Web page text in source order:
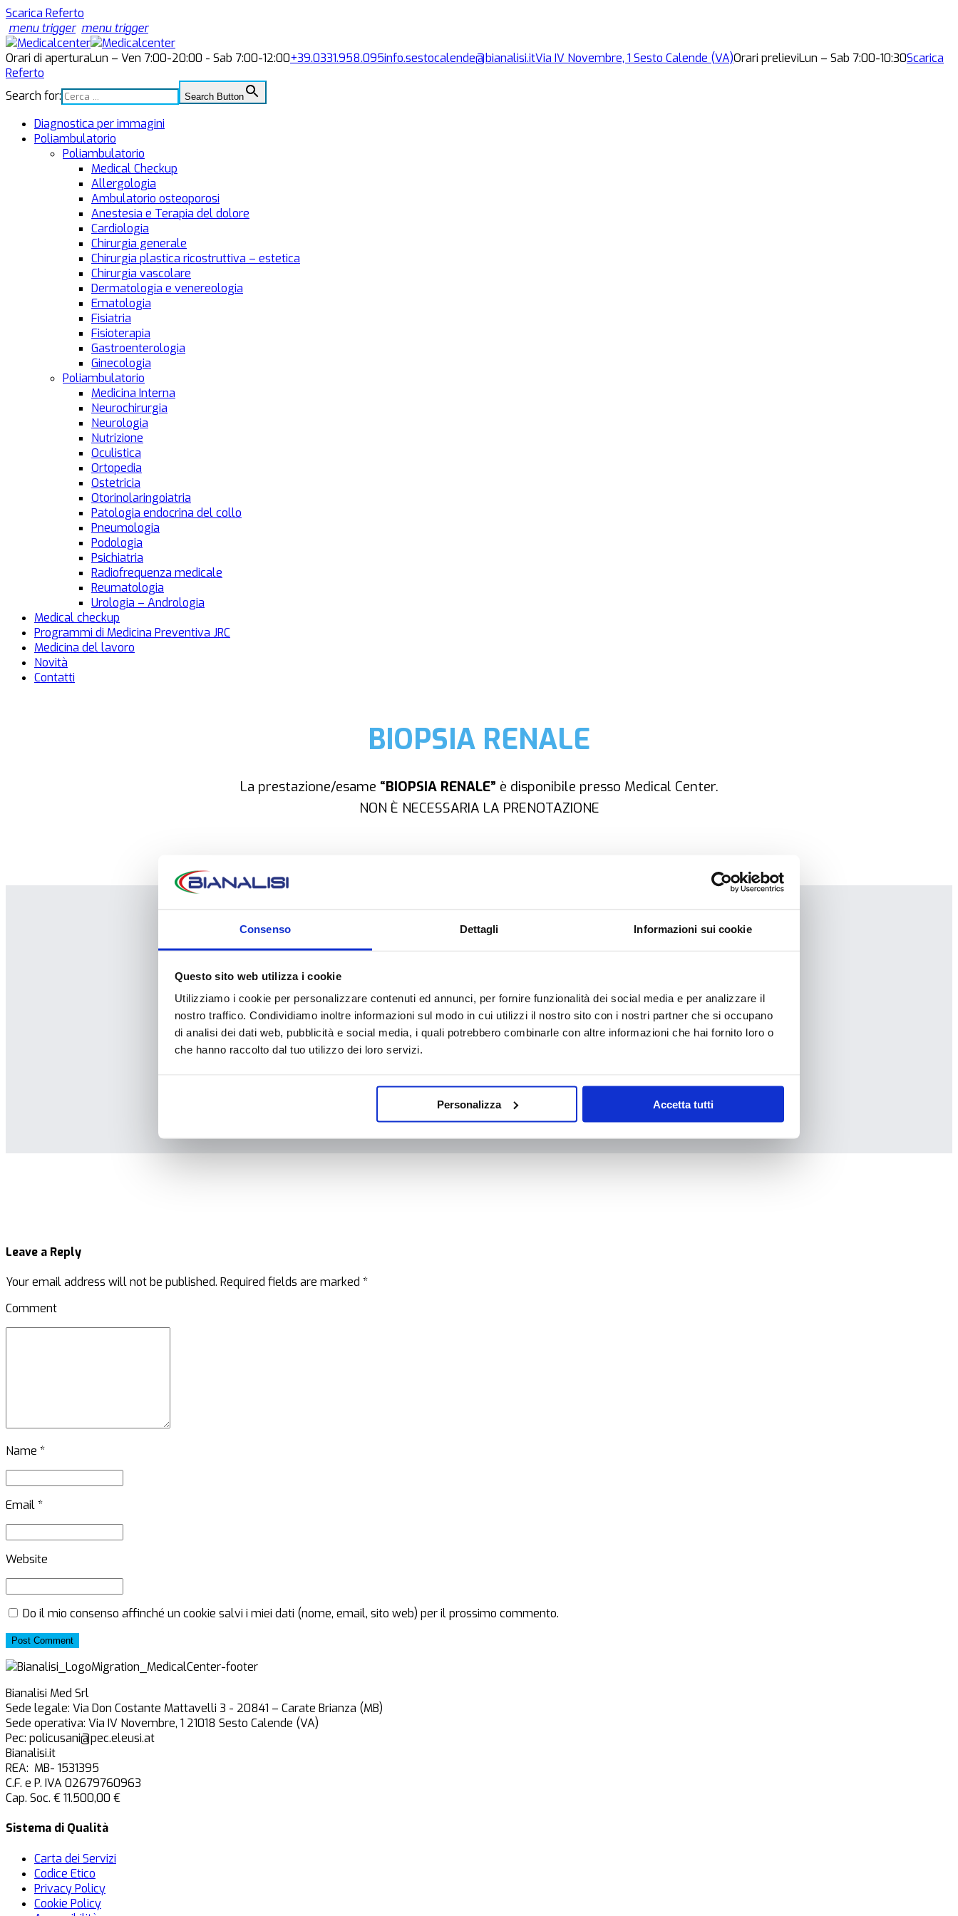
Consenso Dettagli Informazioni sui cookie
Questo sito web utilizza i cookie
Utilizziamo i cookie per personalizzare contenuti ed annunci, per fornire funzionalità dei social media e per analizzare il
nostro traffico. Condividiamo inoltre informazioni sul modo in cui utilizzi il nostro sito con i nostri partner che si occupano
di analisi dei dati web, pubblicità e social media, i quali potrebbero combinarle con altre informazioni che hai fornito loro o
che hanno raccolto dal tuo utilizzo dei loro servizi.
Personalizza Accetta tutti
Scarica Referto
menu trigger menu trigger
Orari di aperturaLun – Ven 7:00-20:00 - Sab 7:00-12:00+39.0331.958.095info.sestocalende@bianalisi.itVia IV Novembre, 1 Sesto Calende (VA)Orari prelieviLun – Sab 7:00-10:30Scarica
Referto
Search for:
Search Button
Diagnostica per immagini
Poliambulatorio
Poliambulatorio
Medical Checkup
Allergologia
Ambulatorio osteoporosi
Anestesia e Terapia del dolore
Cardiologia
Chirurgia generale
Chirurgia plastica ricostruttiva – estetica
Chirurgia vascolare
Dermatologia e venereologia
Ematologia
Fisiatria
Fisioterapia
Gastroenterologia
Ginecologia
Poliambulatorio
Medicina Interna
Neurochirurgia
Neurologia
Nutrizione
Oculistica
Ortopedia
Ostetricia
Otorinolaringoiatria
Patologia endocrina del collo
Pneumologia
Podologia
Psichiatria
Radiofrequenza medicale
Reumatologia
Urologia – Andrologia
Medical checkup
Programmi di Medicina Preventiva JRC
Medicina del lavoro
Novità
Contatti
BIOPSIA RENALE
La prestazione/esame “BIOPSIA RENALE” è disponibile presso Medical Center.
NON È NECESSARIA LA PRENOTAZIONE
WhatsApp
info@medicalcentersrl.it
Leave a Reply
Your email address will not be published. Required fields are marked *
Comment
Name *
Email *
Website
Do il mio consenso affinché un cookie salvi i miei dati (nome, email, sito web) per il prossimo commento.
Post Comment
Bianalisi Med Srl
Sede legale: Via Don Costante Mattavelli 3 - 20841 – Carate Brianza (MB)
Sede operativa: Via IV Novembre, 1 21018 Sesto Calende (VA)
Pec: policusani@pec.eleusi.at
Bianalisi.it
REA: MB- 1531395
C.F. e P. IVA 02679760963
Cap. Soc. € 11.500,00 €
Sistema di Qualità
Carta dei Servizi
Codice Etico
Privacy Policy
Cookie Policy